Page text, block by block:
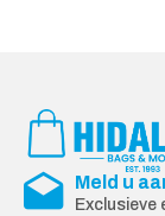
Meld u
Exclusieve